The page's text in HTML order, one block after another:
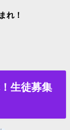
れ！
生徒募集